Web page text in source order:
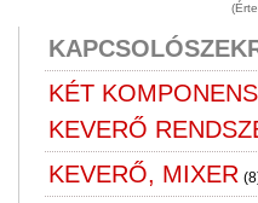
KÉT
KEVERŐ
KEVERŐ, MIXER